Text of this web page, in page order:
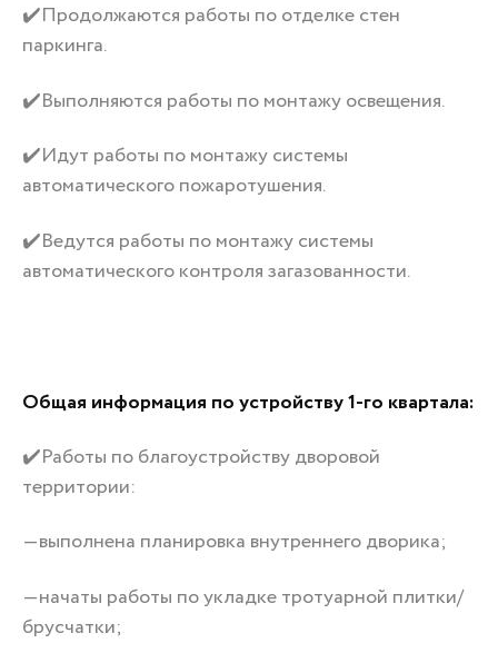
✔️Продолжаются работы по отделке стен
паркинга.
✔️Выполняются работы по монтажу освещения.
✔️Идут работы по монтажу системы
автоматического пожаротушения.
✔️Ведутся работы по монтажу системы
автоматического контроля загазованности.
Общая информация по устройству 1-го квартала:
✔️Работы по благоустройству дворовой
территории:
—выполнена планировка внутреннего дворика;
—начаты работы по укладке тротуарной плитки/
брусчатки;